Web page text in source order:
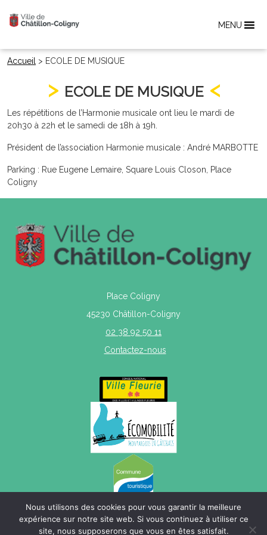
MENU
Accueil > ECOLE DE MUSIQUE
ECOLE DE MUSIQUE
Les répétitions de l’Harmonie musicale ont lieu le mardi de
20h30 à 22h et le samedi de 18h à 19h.
Président de l’association Harmonie musicale : André MARBOTTE
Parking : Rue Eugene Lemaire, Square Louis Closon, Place
Coligny
Place Coligny
45230 Châtillon-Coligny
02 38 92 50 11
Contactez-nous
Nous utilisons des cookies pour vous garantir la meilleure
expérience sur notre site web. Si vous continuez à utiliser ce
site, nous supposerons que vous en êtes satisfait.